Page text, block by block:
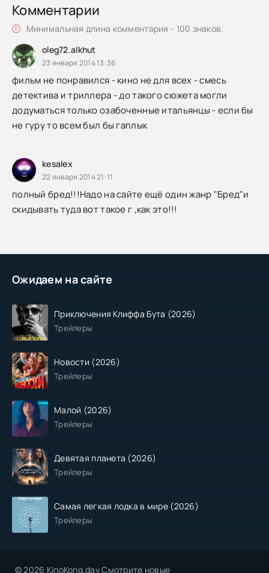
Ожидаем на сайте
Приключения Клиффа Бута (2026)
Трейлеры
Новости (2026)
Трейлеры
Малой (2026)
Трейлеры
Девятая планета (2026)
Трейлеры
Самая легкая лодка в мире (2026)
Трейлеры
Комментарии
Минимальная длина комментария - 100 знаков.
oleg72.alkhut
23 января 2014 13:36
фильм не понравился - кино не для всех - смесь
детектива и триллера - до такого сюжета могли
додуматься только озабоченные итальянцы - если бы
не гуру то всем был бы гаплык
kesalex
22 января 2014 21:11
полный бред!!!Надо на сайте ещё один жанр "Бред"и
скидывать туда вот такое г ,как это!!!
© 2026 KinoKong.day Смотрите новые